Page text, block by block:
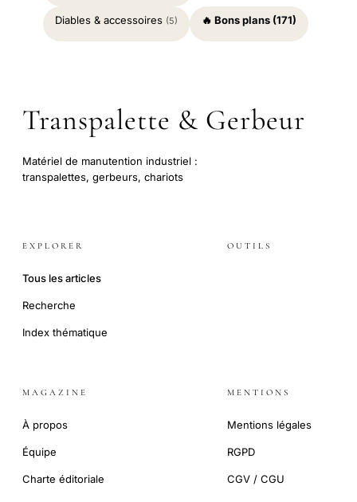
Diables & accessoires (5) 🔥 Bons plans (171)
Transpalette & Gerbeur
Matériel de manutention industriel :
transpalettes, gerbeurs, chariots
EXPLORER
Tous les articles
Recherche
Index thématique
OUTILS
MAGAZINE
À propos
Équipe
Charte éditoriale
MENTIONS
Mentions légales
RGPD
CGV / CGU